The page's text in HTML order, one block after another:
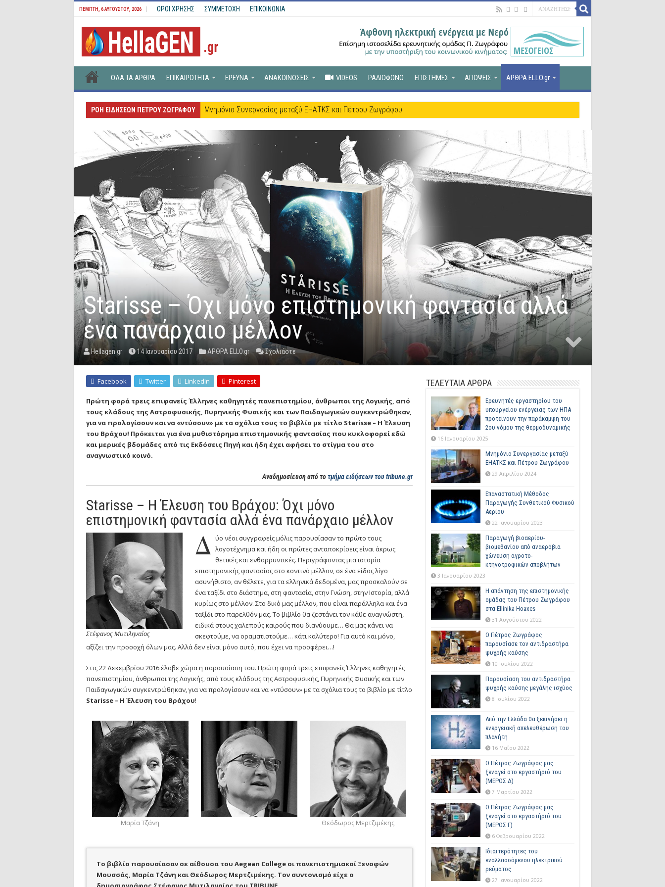
ΠΈΜΠΤΗ, 6 ΑΥΓΟΎΣΤΟΥ, 2026 ΟΡΟΙ ΧΡΗΣΗΣ ΣΥΜΜΕΤΟΧΗ ΕΠΙΚΟΙΝΩΝΙΑ
ΟΛΑ ΤΑ ΑΡΘΡΑ ΕΠΙΚΑΙΡΟΤΗΤΑ ΕΡΕΥΝΑ ΑΝΑΚΟΙΝΩΣΕΙΣ VIDEOS ΡΑΔΙΟΦΩΝΟ ΕΠΙΣΤΗΜΕΣ ΑΠΟΨΕΙΣ ΑΡΘΡΑ ELLO.gr
ΡΟΗ ΕΙΔΗΣΕΩΝ ΠΕΤΡΟΥ ΖΩΓΡΑΦΟΥ Μνημόνιο Συνεργασίας μεταξύ ΕΗΑΤΚΣ και Πέτρου Ζωγράφου
Starisse – Όχι μόνο επιστημονική φαντασία αλλά
ένα πανάρχαιο μέλλον
Hellagen.gr 14 Ιανουαρίου 2017 ΑΡΘΡΑ ELLO.gr Σχολιάστε
Facebook Twitter LinkedIn Pinterest
Πρώτη φορά τρεις επιφανείς Έλληνες καθηγητές πανεπιστημίου, άνθρωποι της Λογικής, από
τους κλάδους της Αστροφυσικής, Πυρηνικής Φυσικής και των Παιδαγωγικών συγκεντρώθηκαν,
για να προλογίσουν και να «ντύσουν» με τα σχόλια τους το βιβλίο με τίτλο Starisse – Η Έλευση
του Βράχου! Πρόκειται για ένα μυθιστόρημα επιστημονικής φαντασίας που κυκλοφορεί εδώ
και μερικές βδομάδες από τις Εκδόσεις Πηγή και ήδη έχει αφήσει το στίγμα του στο
αναγνωστικό κοινό.
Αναδημοσίευση από τοτμήμα ειδήσεων του tribune.gr
Starisse – Η Έλευση του Βράχου: Όχι μόνο
επιστημονική φαντασία αλλά ένα πανάρχαιο μέλλον
Στέφανος Μυτιληναίος
Δ ύο νέοι συγγραφείς μόλις παρουσίασαν το πρώτο τους
λογοτέχνημα και ήδη οι πρώτες ανταποκρίσεις είναι άκρως
θετικές και ενθαρρυντικές. Περιγράφοντας μια ιστορία
επιστημονικής φαντασίας στο κοντινό μέλλον, σε ένα είδος λίγο
ασυνήθιστο, αν θέλετε, για τα ελληνικά δεδομένα, μας προσκαλούν σε
ένα ταξίδι στο διάστημα, στη φαντασία, στην Γνώση, στην Ιστορία, αλλά
κυρίως στο μέλλον. Στο δικό μας μέλλον, που είναι παράλληλα και ένα
ταξίδι στο παρελθόν μας. Το βιβλίο θα ζεστάνει τον κάθε αναγνώστη,
ειδικά στους χαλεπούς καιρούς που διανύουμε… Θα μας κάνει να
σκεφτούμε, να οραματιστούμε… κάτι καλύτερο! Για αυτό και μόνο,
αξίζει την προσοχή όλων μας. Αλλά δεν είναι μόνο αυτό, που έχει να προσφέρει…!
Στις 22 Δεκεμβρίου 2016 έλαβε χώρα η παρουσίαση του. Πρώτη φορά τρεις επιφανείς Έλληνες καθηγητές
πανεπιστημίου, άνθρωποι της Λογικής, από τους κλάδους της Αστροφυσικής, Πυρηνικής Φυσικής και των
Παιδαγωγικών συγκεντρώθηκαν, για να προλογίσουν και να «ντύσουν» με τα σχόλια τους το βιβλίο με τίτλο
Starisse – Η Έλευση του Βράχου!
Μαρία Τζάνη Θεόδωρος Μερτζιμέκης
Το βιβλίο παρουσίασαν σε αίθουσα του Aegean College οι πανεπιστημιακοί Ξενοφών
Μουσσάς, Μαρία Τζάνη και Θεόδωρος Μερτζιμέκης. Τον συντονισμό είχε ο
ΤΕΛΕΥΤΑΙΑ ΑΡΘΡΑ
Ερευνητές εργαστηρίου του
υπουργείου ενέργειας των ΗΠΑ
προτείνουν την παράκαμψη του
2ου νόμου της θερμοδυναμικής
16 Ιανουαρίου 2025
Μνημόνιο Συνεργασίας μεταξύ
ΕΗΑΤΚΣ και Πέτρου Ζωγράφου
29 Απριλίου 2024
Επαναστατική Μέθοδος
Παραγωγής Συνθετικού Φυσικού
Αερίου
22 Ιανουαρίου 2023
Παραγωγή βιοαερίου-
βιομεθανίου από αναερόβια
χώνευση αγροτο-
κτηνοτροφικών αποβλήτων
3 Ιανουαρίου 2023
Η απάντηση της επιστημονικής
ομάδας του Πέτρου Ζωγράφου
στα Ellinika Hoaxes
31 Αυγούστου 2022
Ο Πέτρος Ζωγράφος
παρουσίασε τον αντιδραστήρα
ψυχρής καύσης
10 Ιουλίου 2022
Παρουσίαση του αντιδραστήρα
ψυχρής καύσης μεγάλης ισχύος
8 Ιουλίου 2022
Από την Ελλάδα θα ξεκινήσει η
ενεργειακή απελευθέρωση του
πλανήτη
16 Μαΐου 2022
Ο Πέτρος Ζωγράφος μας
ξεναγεί στο εργαστήριό του
(ΜΕΡΟΣ Δ)
7 Μαρτίου 2022
Ο Πέτρος Ζωγράφος μας
ξεναγεί στο εργαστήριό του
(ΜΕΡΟΣ Γ)
6 Φεβρουαρίου 2022
Ιδιαιτερότητες του
εναλλασσόμενου ηλεκτρικού
ρεύματος
27 Ιανουαρίου 2022